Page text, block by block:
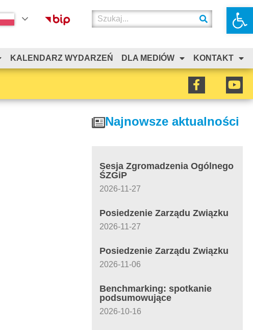
KALENDARZ WYDARZEŃ DLA MEDIÓW KONTAKT
Najnowsze aktualności
Sesja Zgromadzenia Ogólnego
ŚZGiP
2026-11-27
Posiedzenie Zarządu Związku
2026-11-27
Posiedzenie Zarządu Związku
2026-11-06
Benchmarking: spotkanie
podsumowujące
2026-10-16